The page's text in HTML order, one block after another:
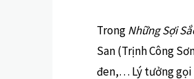
TrongNhững Sợi
San (Trịnh Công
đen,… Lý tưởng gọi